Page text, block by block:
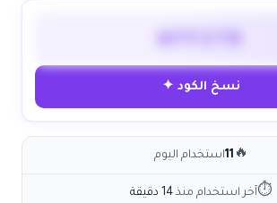
نسخ الكود ✦
🔥
11استخدام اليوم
⏱آخر استخدام منذ 14 دقيقة